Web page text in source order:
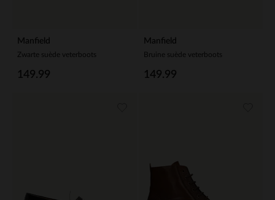
Manfield
Zwarte suède veterboots
149.99
Manfield
Bruine suède veterboots
149.99